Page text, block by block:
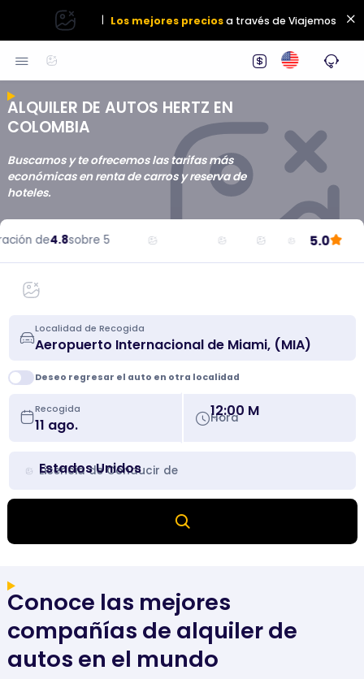
| Los mejores preciosa través de Viajemos
ALQUILER DE AUTOS HERTZ EN
COLOMBIA
Buscamos y te ofrecemos las tarifas más
económicas en renta de carros y reserva de
hoteles.
de4.8sobre 5 5.0
Localidad de Recogida
Deseo regresar el auto en otra localidad
Recogida
Hora
12:00 M
Licencia de Conducir de
Estados Unidos
Conoce las mejores
compañías de alquiler de
autos en el mundo